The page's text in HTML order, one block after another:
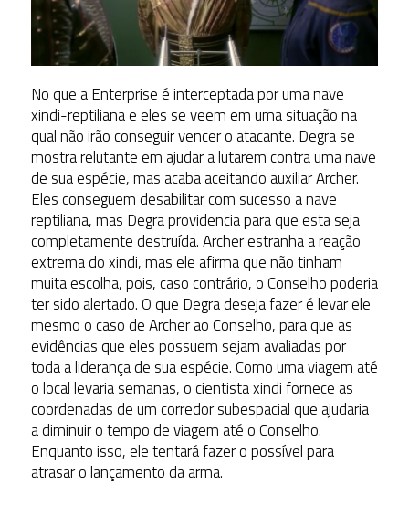
No que a Enterprise é interceptada por uma nave
xindi-reptiliana e eles se veem em uma situação na
qual não irão conseguir vencer o atacante. Degra se
mostra relutante em ajudar a lutarem contra uma nave
de sua espécie, mas acaba aceitando auxiliar Archer.
Eles conseguem desabilitar com sucesso a nave
reptiliana, mas Degra providencia para que esta seja
completamente destruída. Archer estranha a reação
extrema do xindi, mas ele afirma que não tinham
muita escolha, pois, caso contrário, o Conselho poderia
ter sido alertado. O que Degra deseja fazer é levar ele
mesmo o caso de Archer ao Conselho, para que as
evidências que eles possuem sejam avaliadas por
toda a liderança de sua espécie. Como uma viagem até
o local levaria semanas, o cientista xindi fornece as
coordenadas de um corredor subespacial que ajudaria
a diminuir o tempo de viagem até o Conselho.
Enquanto isso, ele tentará fazer o possível para
atrasar o lançamento da arma.